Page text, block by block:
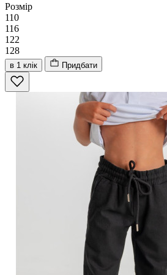
Розмір
110
116
122
128
в 1 клік Придбати